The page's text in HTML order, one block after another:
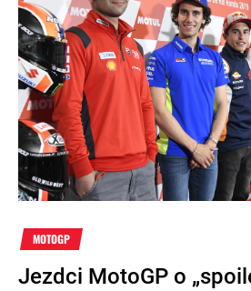
MOTOGP
Jezdci MotoGP o